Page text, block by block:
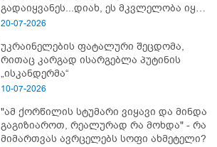
გადაიყვანეს...დიახ, ეს მკვლელობა იყო"
- გორში დატრიალებული ტრაგედიის
20-07-2026
უკრაინელების ფატალური შეცდომა,
რითაც კარგად ისარგებლა პუტინის
„ისკანდერმა“
10-07-2026
"ამ ქორწილის სტუმარი ვიყავი და მინდა
გაგიზიაროთ, რეალურად რა მოხდა" - რა
მიმართვას ავრცელებს სოფი ახმეტელი?